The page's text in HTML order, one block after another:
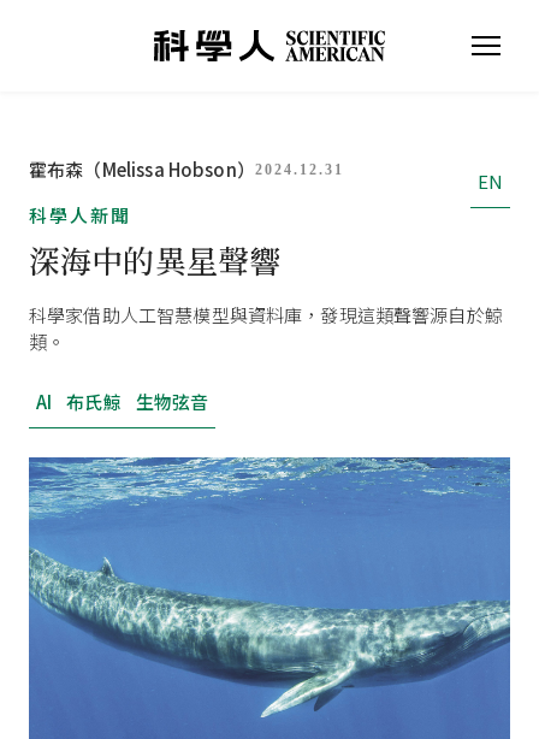
霍布森（Melissa Hobson） 2024.12.31
EN
科學人新聞
深海中的異星聲響
科學家借助人工智慧模型與資料庫，發現這類聲響源自於鯨
類。
AI 布氏鯨 生物弦音